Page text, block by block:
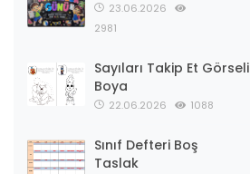
23.06.2026
2981
Sayıları Takip Et Görseli
Boya
22.06.2026 1088
Sınıf Defteri Boş
Taslak